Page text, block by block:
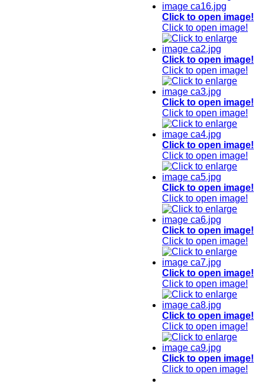
Click to open image!
Click to open image!
Click to open image!
Click to open image!
Click to open image!
Click to open image!
Click to open image!
Click to open image!
Click to open image!
Click to open image!
Click to open image!
Click to open image!
Click to open image!
Click to open image!
Click to open image!
Click to open image!
Click to open image!
Click to open image!